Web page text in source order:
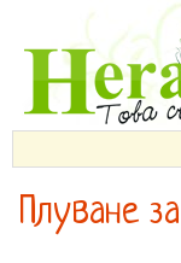
Плуване